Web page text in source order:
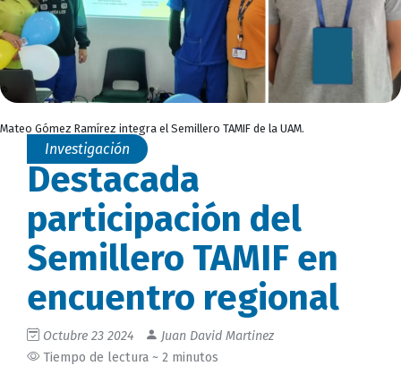
Mateo Gómez Ramírez integra el Semillero TAMIF de la UAM.
Investigación
Destacada
participación del
Semillero TAMIF en
encuentro regional
Octubre 23 2024
Juan David Martinez
Tiempo de lectura ~ 2 minutos